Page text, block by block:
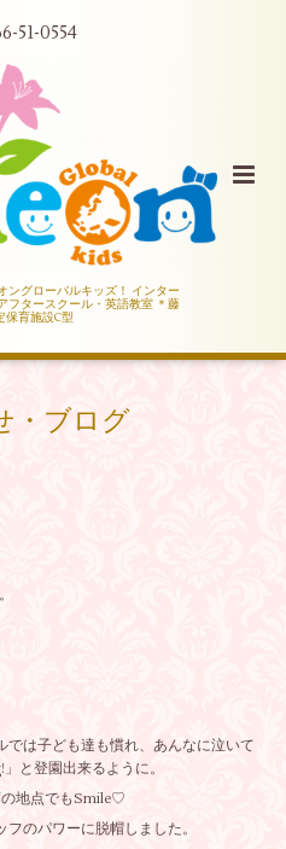
51-0554
ングローバルキッズ！ インター
フタースクール・英語教室 ＊藤
保育施設C型
・ブログ
は子ども達も慣れ、あんなに泣いて
と登園出来るように。
の地点でもSmile♡
のパワーに脱帽しました。